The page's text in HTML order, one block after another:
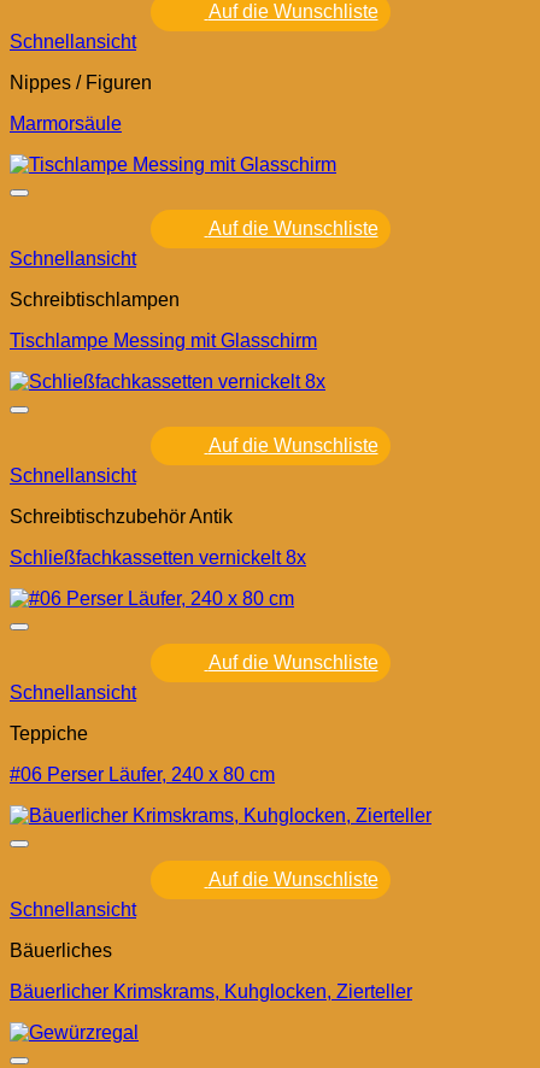
Auf die Wunschliste
Schnellansicht
Nippes / Figuren
Marmorsäule
Auf die Wunschliste
Schnellansicht
Schreibtischlampen
Tischlampe Messing mit Glasschirm
Auf die Wunschliste
Schnellansicht
Schreibtischzubehör Antik
Schließfachkassetten vernickelt 8x
Auf die Wunschliste
Schnellansicht
Teppiche
#06 Perser Läufer, 240 x 80 cm
Auf die Wunschliste
Schnellansicht
Bäuerliches
Bäuerlicher Krimskrams, Kuhglocken, Zierteller